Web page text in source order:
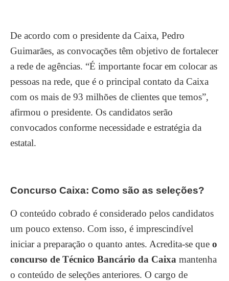
De acordo com o presidente da Caixa, Pedro
Guimarães, as convocações têm objetivo de fortalecer
a rede de agências. “É importante focar em colocar as
pessoas na rede, que é o principal contato da Caixa
com os mais de 93 milhões de clientes que temos”,
afirmou o presidente. Os candidatos serão
convocados conforme necessidade e estratégia da
estatal.
Concurso Caixa: Como são as seleções?
O conteúdo cobrado é considerado pelos candidatos
um pouco extenso. Com isso, é imprescindível
iniciar a preparação o quanto antes. Acredita-se que o
concurso de Técnico Bancário da Caixa mantenha
o conteúdo de seleções anteriores. O cargo de